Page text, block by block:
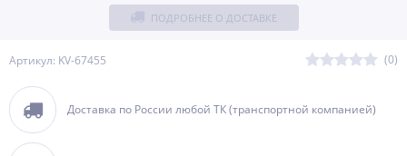
Артикул: KV-67455 (0)
Доставка по России любой ТК (транспортной компанией)
ПОДРОБНЕЕ О ДОСТАВКЕ